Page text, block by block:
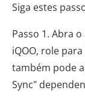
Siga estes
Passo 1. Abra
iQOO, role
também pode
Sync"